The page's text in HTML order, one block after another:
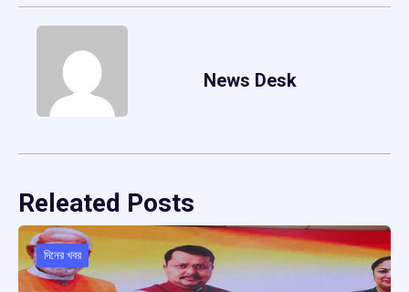
News Desk
Releated Posts
দিনের খবর